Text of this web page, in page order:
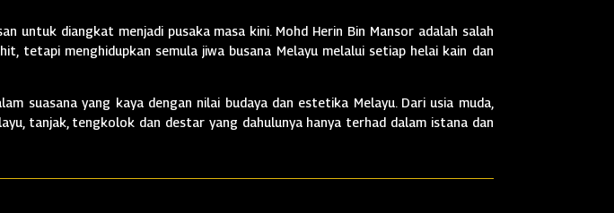
untuk diangkat menjadi pusaka masa kini. Mohd Herin Bin Mansor adalah salah
tetapi menghidupkan semula jiwa busana Melayu melalui setiap helai kain dan
suasana yang kaya dengan nilai budaya dan estetika Melayu. Dari usia muda,
tanjak, tengkolok dan destar yang dahulunya hanya terhad dalam istana dan